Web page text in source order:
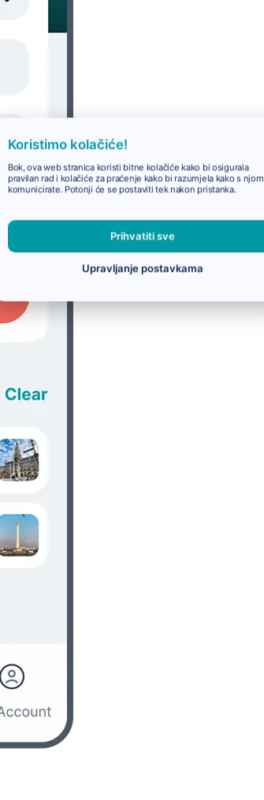
Koristimo kolačiće!
Bok, ova web stranica koristi bitne kolačiće kako bi osigurala
pravilan rad i kolačiće za praćenje kako bi razumjela kako s njom
komunicirate. Potonji će se postaviti tek nakon pristanka.
Prihvatiti sve
Upravljanje postavkama